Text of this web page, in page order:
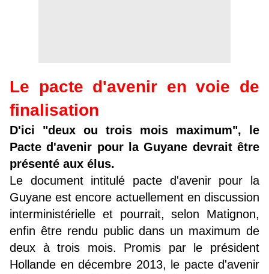
Le pacte d'avenir en voie de
finalisation
D'ici "deux ou trois mois maximum", le
Pacte d'avenir pour la Guyane devrait être
présenté aux élus.
Le document intitulé pacte d'avenir pour la
Guyane est encore actuellement en discussion
interministérielle et pourrait, selon Matignon,
enfin être rendu public dans un maximum de
deux à trois mois. Promis par le président
Hollande en décembre 2013, le pacte d'avenir